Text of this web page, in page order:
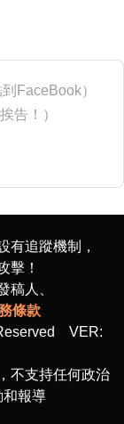
FaceBook）
告！）
有追蹤機制，
擊！
稿人、
條款
VER:
不支持任何政治
和報導